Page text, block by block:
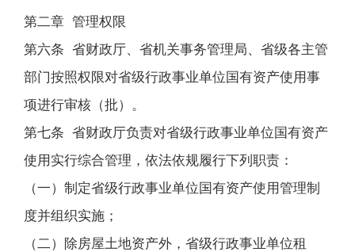
第二章 管理权限
第六条 省财政厅、省机关事务管理局、省级各主管
部门按照权限对省级行政事业单位国有资产使用事
项进行审核（批）。
第七条 省财政厅负责对省级行政事业单位国有资产
使用实行综合管理，依法依规履行下列职责：
（一）制定省级行政事业单位国有资产使用管理制
度并组织实施；
（二）除房屋土地资产外，省级行政事业单位租